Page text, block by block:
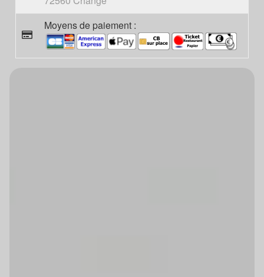
Moyens de paiement :